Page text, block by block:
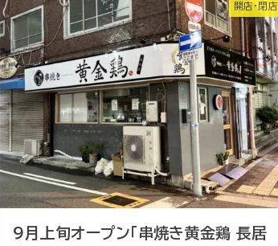
開店・閉店
9月上旬オープン「串焼き黄金鶏 長居